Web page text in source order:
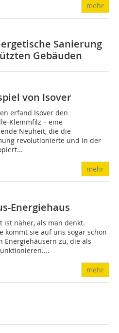
mehr
Sanierung
Gebäuden
von Isover
erfand Isover den
Klemmfilz – eine
Neuheit, die die
revolutionierte und in der
mehr
Energiehaus
ist näher, als man denkt.
kommt sie auf uns sogar schon
Energiehäusern zu, die als
mehr